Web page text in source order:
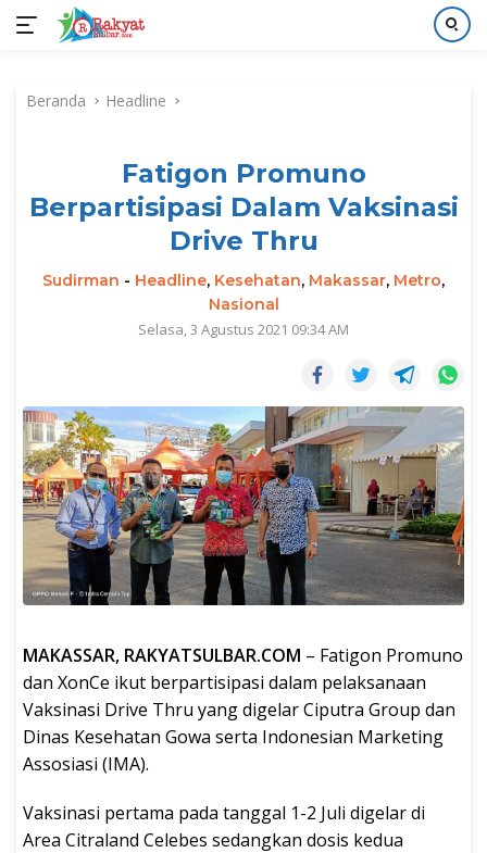
kontenBeranda Headline
Fatigon Promuno
Berpartisipasi Dalam Vaksinasi
Drive Thru
Sudirman - Headline, Kesehatan, Makassar, Metro,
Nasional
Selasa, 3 Agustus 2021 09:34 AM
MAKASSAR, RAKYATSULBAR.COM – Fatigon Promuno
dan XonCe ikut berpartisipasi dalam pelaksanaan
Vaksinasi Drive Thru yang digelar Ciputra Group dan
Dinas Kesehatan Gowa serta Indonesian Marketing
Assosiasi (IMA).
Vaksinasi pertama pada tanggal 1-2 Juli digelar di
Area Citraland Celebes sedangkan dosis kedua